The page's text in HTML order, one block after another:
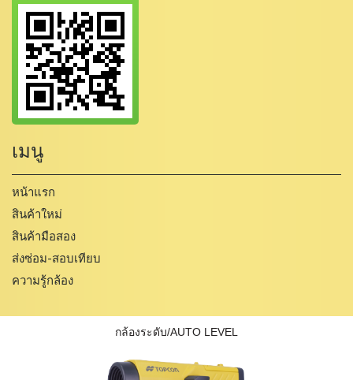
เมนู
หน้าแรก
สินค้าใหม่
สินค้ามือสอง
ส่งซ่อม-สอบเทียบ
ความรู้กล้อง
กล้องระดับ/AUTO LEVEL